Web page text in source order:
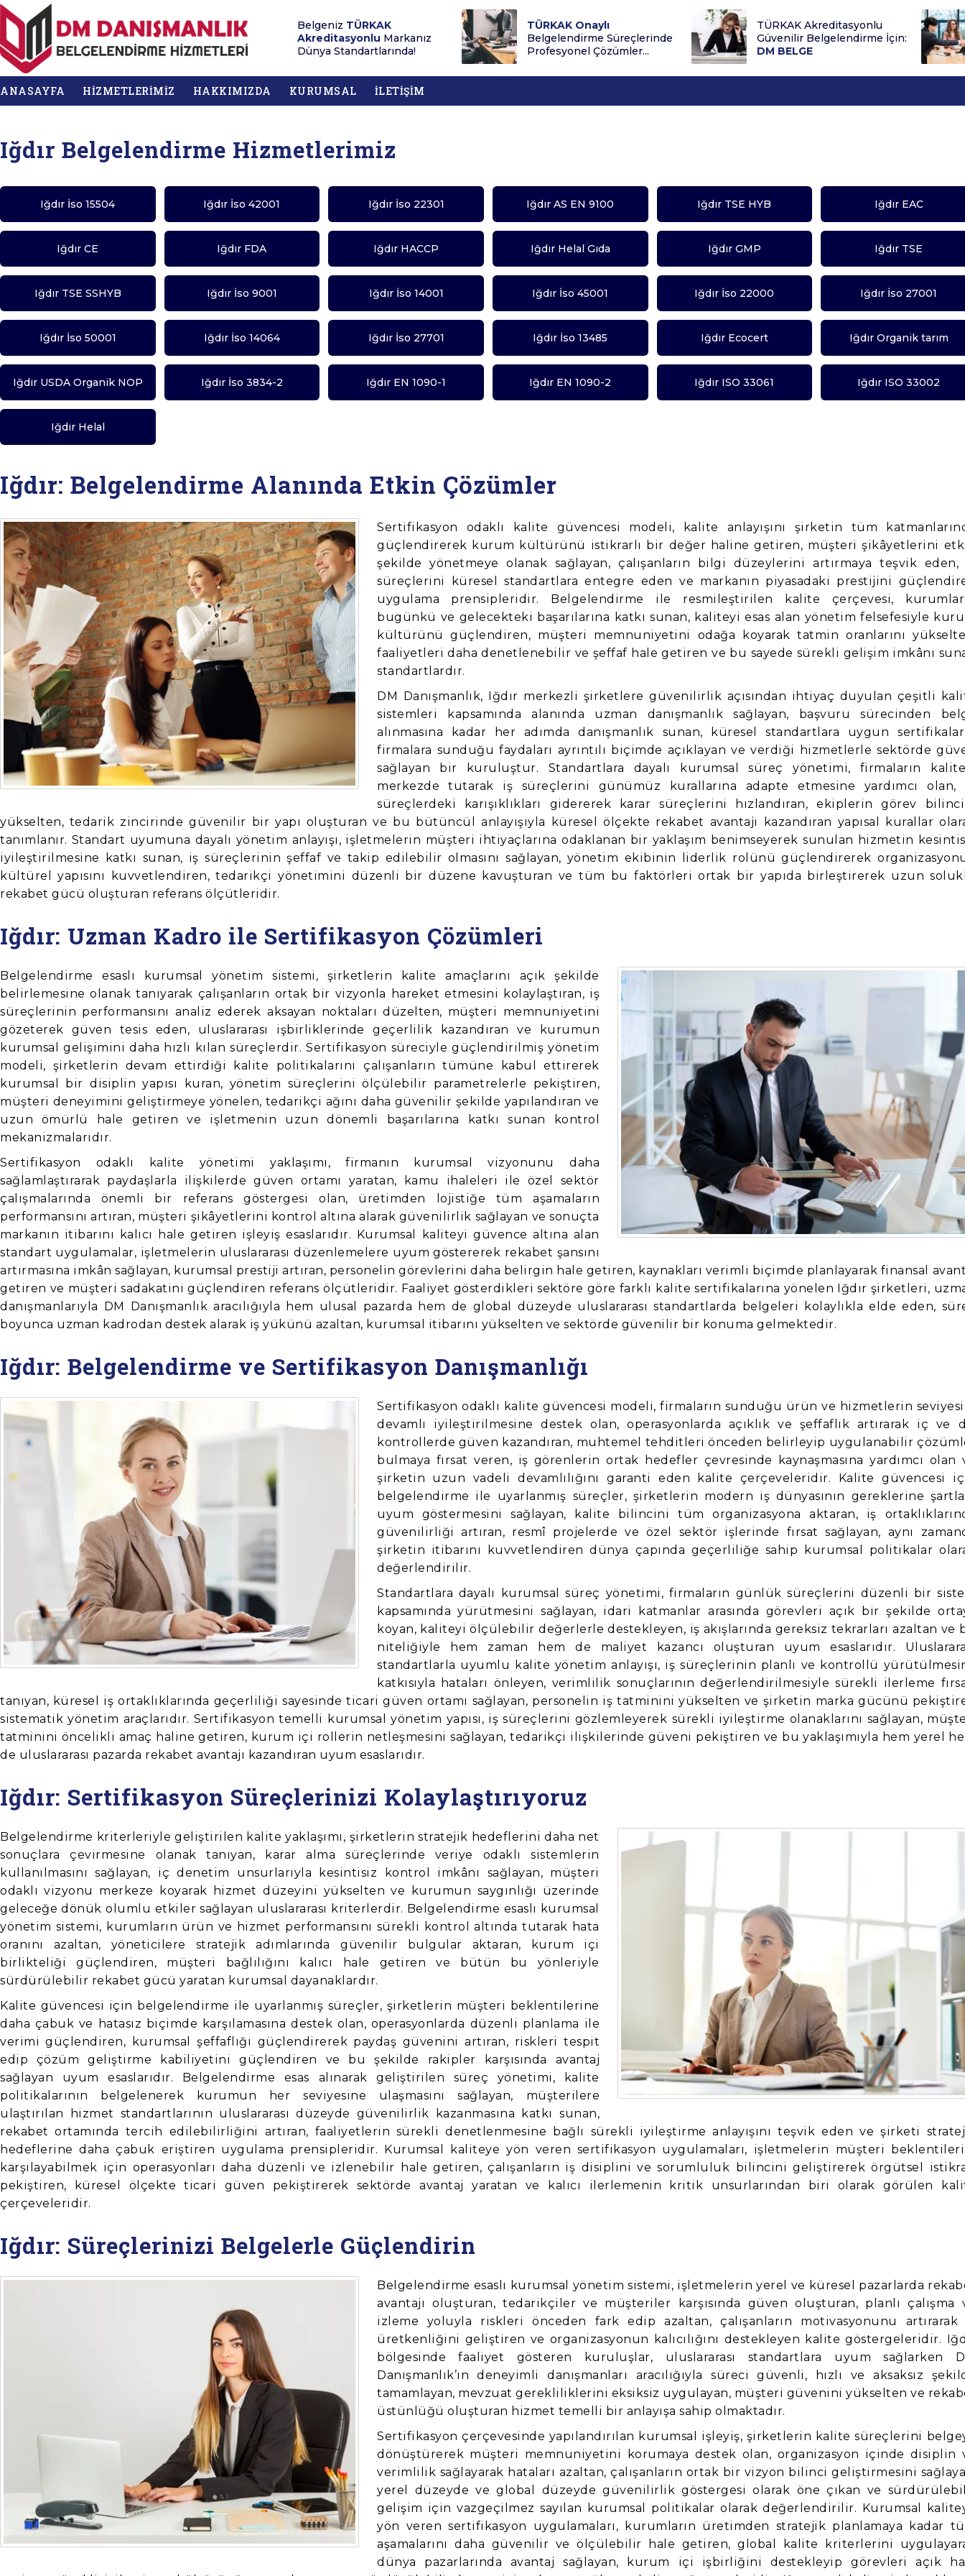
Belgeniz TÜRKAK
Akreditasyonlu Markanız
Dünya Standartlarında!
TÜRKAK Onaylı
Belgelendirme Süreçlerinde
Profesyonel Çözümler...
TÜRKAK Akreditasyonlu
Güvenilir Belgelendirme İçin:
DM BELGE
ANASAYFA HİZMETLERİMİZ HAKKIMIZDA KURUMSAL İLETİŞİM
Iğdır Belgelendirme Hizmetlerimiz
Iğdır İso 15504 Iğdır İso 42001 Iğdır İso 22301 Iğdır AS EN 9100 Iğdır TSE HYB Iğdır EAC
Iğdır CE Iğdır FDA Iğdır HACCP Iğdır Helal Gıda Iğdır GMP Iğdır TSE
Iğdır TSE SSHYB Iğdır İso 9001 Iğdır İso 14001 Iğdır İso 45001 Iğdır İso 22000 Iğdır İso 27001
Iğdır İso 50001 Iğdır İso 14064 Iğdır İso 27701 Iğdır İso 13485 Iğdır Ecocert Iğdır Organik tarım
Iğdır USDA Organik NOP Iğdır İso 3834-2 Iğdır EN 1090-1 Iğdır EN 1090-2 Iğdır ISO 33061 Iğdır ISO 33002
Iğdır Helal
Iğdır: Belgelendirme Alanında Etkin Çözümler
Sertifikasyon odaklı kalite güvencesi modeli, kalite anlayışını şirketin tüm
güçlendirerek kurum kültürünü istikrarlı bir değer haline getiren, müşteri şikâyetlerini
şekilde yönetmeye olanak sağlayan, çalışanların bilgi düzeylerini artırmaya teşvik eden,
süreçlerini küresel standartlara entegre eden ve markanın piyasadaki prestijini
uygulama prensipleridir. Belgelendirme ile resmileştirilen kalite çerçevesi,
bugünkü ve gelecekteki başarılarına katkı sunan, kaliteyi esas alan yönetim felsefesiyle
kültürünü güçlendiren, müşteri memnuniyetini odağa koyarak tatmin oranlarını
faaliyetleri daha denetlenebilir ve şeffaf hale getiren ve bu sayede sürekli gelişim imkânı
standartlardır.
DM Danışmanlık, Iğdır merkezli şirketlere güvenilirlik açısından ihtiyaç duyulan çeşitli
sistemleri kapsamında alanında uzman danışmanlık sağlayan, başvuru sürecinden
alınmasına kadar her adımda danışmanlık sunan, küresel standartlara uygun
firmalara sunduğu faydaları ayrıntılı biçimde açıklayan ve verdiği hizmetlerle sektörde
sağlayan bir kuruluştur. Standartlara dayalı kurumsal süreç yönetimi, firmaların
merkezde tutarak iş süreçlerini günümüz kurallarına adapte etmesine yardımcı olan,
süreçlerdeki karışıklıkları gidererek karar süreçlerini hızlandıran, ekiplerin görev
yükselten, tedarik zincirinde güvenilir bir yapı oluşturan ve bu bütüncül anlayışıyla küresel ölçekte rekabet avantajı kazandıran yapısal kurallar
tanımlanır. Standart uyumuna dayalı yönetim anlayışı, işletmelerin müşteri ihtiyaçlarına odaklanan bir yaklaşım benimseyerek sunulan hizmetin
iyileştirilmesine katkı sunan, iş süreçlerinin şeffaf ve takip edilebilir olmasını sağlayan, yönetim ekibinin liderlik rolünü güçlendirerek
kültürel yapısını kuvvetlendiren, tedarikçi yönetimini düzenli bir düzene kavuşturan ve tüm bu faktörleri ortak bir yapıda birleştirerek uzun
rekabet gücü oluşturan referans ölçütleridir.
Iğdır: Uzman Kadro ile Sertifikasyon Çözümleri
Belgelendirme esaslı kurumsal yönetim sistemi, şirketlerin kalite amaçlarını açık şekilde
belirlemesine olanak tanıyarak çalışanların ortak bir vizyonla hareket etmesini kolaylaştıran, iş
süreçlerinin performansını analiz ederek aksayan noktaları düzelten, müşteri memnuniyetini
gözeterek güven tesis eden, uluslararası işbirliklerinde geçerlilik kazandıran ve kurumun
kurumsal gelişimini daha hızlı kılan süreçlerdir. Sertifikasyon süreciyle güçlendirilmiş yönetim
modeli, şirketlerin devam ettirdiği kalite politikalarını çalışanların tümüne kabul ettirerek
kurumsal bir disiplin yapısı kuran, yönetim süreçlerini ölçülebilir parametrelerle pekiştiren,
müşteri deneyimini geliştirmeye yönelen, tedarikçi ağını daha güvenilir şekilde yapılandıran ve
uzun ömürlü hale getiren ve işletmenin uzun dönemli başarılarına katkı sunan kontrol
mekanizmalarıdır.
Sertifikasyon odaklı kalite yönetimi yaklaşımı, firmanın kurumsal vizyonunu daha
sağlamlaştırarak paydaşlarla ilişkilerde güven ortamı yaratan, kamu ihaleleri ile özel sektör
çalışmalarında önemli bir referans göstergesi olan, üretimden lojistiğe tüm aşamaların
performansını artıran, müşteri şikâyetlerini kontrol altına alarak güvenilirlik sağlayan ve sonuçta
markanın itibarını kalıcı hale getiren işleyiş esaslarıdır. Kurumsal kaliteyi güvence altına alan
standart uygulamalar, işletmelerin uluslararası düzenlemelere uyum göstererek rekabet şansını
artırmasına imkân sağlayan, kurumsal prestiji artıran, personelin görevlerini daha belirgin hale getiren, kaynakları verimli biçimde planlayarak finansal
getiren ve müşteri sadakatini güçlendiren referans ölçütleridir. Faaliyet gösterdikleri sektöre göre farklı kalite sertifikalarına yönelen Iğdır şirketleri,
danışmanlarıyla DM Danışmanlık aracılığıyla hem ulusal pazarda hem de global düzeyde uluslararası standartlarda belgeleri kolaylıkla elde eden,
boyunca uzman kadrodan destek alarak iş yükünü azaltan, kurumsal itibarını yükselten ve sektörde güvenilir bir konuma gelmektedir.
Iğdır: Belgelendirme ve Sertifikasyon Danışmanlığı
Sertifikasyon odaklı kalite güvencesi modeli, firmaların sunduğu ürün ve hizmetlerin
devamlı iyileştirilmesine destek olan, operasyonlarda açıklık ve şeffaflık artırarak iç ve
kontrollerde güven kazandıran, muhtemel tehditleri önceden belirleyip uygulanabilir
bulmaya fırsat veren, iş görenlerin ortak hedefler çevresinde kaynaşmasına yardımcı olan
şirketin uzun vadeli devamlılığını garanti eden kalite çerçeveleridir. Kalite güvencesi
belgelendirme ile uyarlanmış süreçler, şirketlerin modern iş dünyasının gereklerine
uyum göstermesini sağlayan, kalite bilincini tüm organizasyona aktaran, iş
güvenilirliği artıran, resmî projelerde ve özel sektör işlerinde fırsat sağlayan, aynı
şirketin itibarını kuvvetlendiren dünya çapında geçerliliğe sahip kurumsal politikalar
değerlendirilir.
Standartlara dayalı kurumsal süreç yönetimi, firmaların günlük süreçlerini düzenli bir
kapsamında yürütmesini sağlayan, idari katmanlar arasında görevleri açık bir şekilde
koyan, kaliteyi ölçülebilir değerlerle destekleyen, iş akışlarında gereksiz tekrarları azaltan ve
niteliğiyle hem zaman hem de maliyet kazancı oluşturan uyum esaslarıdır.
standartlarla uyumlu kalite yönetim anlayışı, iş süreçlerinin planlı ve kontrollü
katkısıyla hataları önleyen, verimlilik sonuçlarının değerlendirilmesiyle sürekli ilerleme
tanıyan, küresel iş ortaklıklarında geçerliliği sayesinde ticari güven ortamı sağlayan, personelin iş tatminini yükselten ve şirketin marka gücünü
sistematik yönetim araçlarıdır. Sertifikasyon temelli kurumsal yönetim yapısı, iş süreçlerini gözlemleyerek sürekli iyileştirme olanaklarını sağlayan,
tatminini öncelikli amaç haline getiren, kurum içi rollerin netleşmesini sağlayan, tedarikçi ilişkilerinde güveni pekiştiren ve bu yaklaşımıyla hem yerel
de uluslararası pazarda rekabet avantajı kazandıran uyum esaslarıdır.
Iğdır: Sertifikasyon Süreçlerinizi Kolaylaştırıyoruz
Belgelendirme kriterleriyle geliştirilen kalite yaklaşımı, şirketlerin stratejik hedeflerini daha net
sonuçlara çevirmesine olanak tanıyan, karar alma süreçlerinde veriye odaklı sistemlerin
kullanılmasını sağlayan, iç denetim unsurlarıyla kesintisiz kontrol imkânı sağlayan, müşteri
odaklı vizyonu merkeze koyarak hizmet düzeyini yükselten ve kurumun saygınlığı üzerinde
geleceğe dönük olumlu etkiler sağlayan uluslararası kriterlerdir. Belgelendirme esaslı kurumsal
yönetim sistemi, kurumların ürün ve hizmet performansını sürekli kontrol altında tutarak hata
oranını azaltan, yöneticilere stratejik adımlarında güvenilir bulgular aktaran, kurum içi
birlikteliği güçlendiren, müşteri bağlılığını kalıcı hale getiren ve bütün bu yönleriyle
sürdürülebilir rekabet gücü yaratan kurumsal dayanaklardır.
Kalite güvencesi için belgelendirme ile uyarlanmış süreçler, şirketlerin müşteri beklentilerine
daha çabuk ve hatasız biçimde karşılamasına destek olan, operasyonlarda düzenli planlama ile
verimi güçlendiren, kurumsal şeffaflığı güçlendirerek paydaş güvenini artıran, riskleri tespit
edip çözüm geliştirme kabiliyetini güçlendiren ve bu şekilde rakipler karşısında avantaj
sağlayan uyum esaslarıdır. Belgelendirme esas alınarak geliştirilen süreç yönetimi, kalite
politikalarının belgelenerek kurumun her seviyesine ulaşmasını sağlayan, müşterilere
ulaştırılan hizmet standartlarının uluslararası düzeyde güvenilirlik kazanmasına katkı sunan,
rekabet ortamında tercih edilebilirliğini artıran, faaliyetlerin sürekli denetlenmesine bağlı sürekli iyileştirme anlayışını teşvik eden ve şirketi
hedeflerine daha çabuk eriştiren uygulama prensipleridir. Kurumsal kaliteye yön veren sertifikasyon uygulamaları, işletmelerin müşteri
karşılayabilmek için operasyonları daha düzenli ve izlenebilir hale getiren, çalışanların iş disiplini ve sorumluluk bilincini geliştirerek örgütsel
pekiştiren, küresel ölçekte ticari güven pekiştirerek sektörde avantaj yaratan ve kalıcı ilerlemenin kritik unsurlarından biri olarak görülen
çerçeveleridir.
Iğdır: Süreçlerinizi Belgelerle Güçlendirin
Belgelendirme esaslı kurumsal yönetim sistemi, işletmelerin yerel ve küresel pazarlarda
avantajı oluşturan, tedarikçiler ve müşteriler karşısında güven oluşturan, planlı çalışma
izleme yoluyla riskleri önceden fark edip azaltan, çalışanların motivasyonunu artırarak
üretkenliğini geliştiren ve organizasyonun kalıcılığını destekleyen kalite göstergeleridir.
bölgesinde faaliyet gösteren kuruluşlar, uluslararası standartlara uyum sağlarken
Danışmanlık’ın deneyimli danışmanları aracılığıyla süreci güvenli, hızlı ve aksaksız
tamamlayan, mevzuat gerekliliklerini eksiksiz uygulayan, müşteri güvenini yükselten ve
üstünlüğü oluşturan hizmet temelli bir anlayışa sahip olmaktadır.
Sertifikasyon çerçevesinde yapılandırılan kurumsal işleyiş, şirketlerin kalite süreçlerini
dönüştürerek müşteri memnuniyetini korumaya destek olan, organizasyon içinde disiplin
verimlilik sağlayarak hataları azaltan, çalışanların ortak bir vizyon bilinci geliştirmesini
yerel düzeyde ve global düzeyde güvenilirlik göstergesi olarak öne çıkan ve
gelişim için vazgeçilmez sayılan kurumsal politikalar olarak değerlendirilir. Kurumsal
yön veren sertifikasyon uygulamaları, kurumların üretimden stratejik planlamaya kadar
aşamalarını daha güvenilir ve ölçülebilir hale getiren, global kalite kriterlerini
dünya pazarlarında avantaj sağlayan, kurum içi işbirliğini destekleyip görevleri açık